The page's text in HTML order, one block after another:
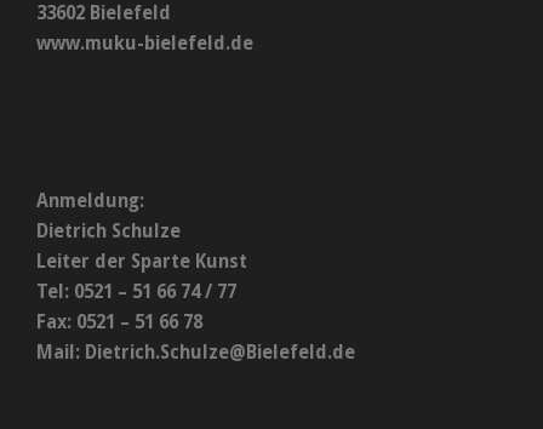
33602 Bielefeld
www.muku-bielefeld.de
Anmeldung:
Dietrich Schulze
Leiter der Sparte Kunst
Tel: 0521 – 51 66 74 / 77
Fax: 0521 – 51 66 78
Mail: Dietrich.Schulze@Bielefeld.de